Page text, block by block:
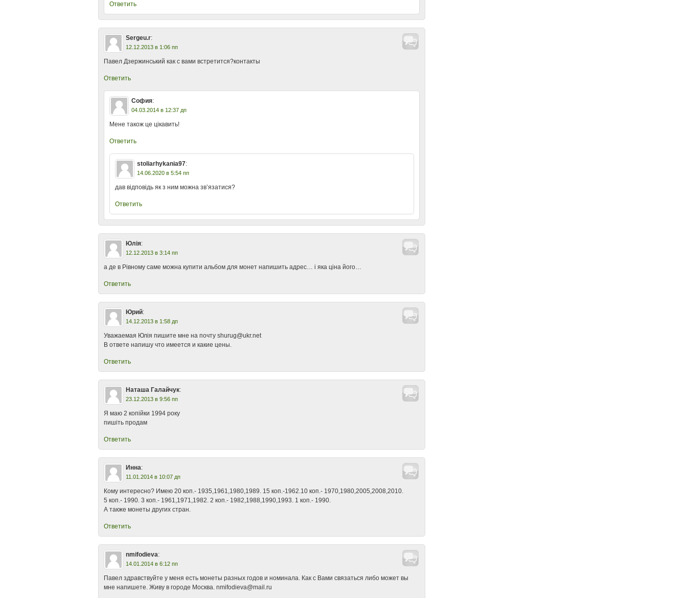
Ответить
Sergeu.r:
12.12.2013 в 1:06 пп
Павел Дзержинський как с вами встретится?контакты
Ответить
София:
04.03.2014 в 12:37 дп
Мене також це цікавить!
Ответить
stoliarhykania97:
14.06.2020 в 5:54 пп
дав відповідь як з ним можна зв’язатися?
Ответить
Юлія:
12.12.2013 в 3:14 пп
а де в Рівному саме можна купити альбом для монет напишить адрес… і яка ціна його…
Ответить
Юрий:
14.12.2013 в 1:58 дп
Уважаемая Юлія пишите мне на почту shurug@ukr.net
В ответе напишу что имеется и какие цены.
Ответить
Наташа Галайчук:
23.12.2013 в 9:56 пп
Я маю 2 копійки 1994 року
пишіть продам
Ответить
Инна:
11.01.2014 в 10:07 дп
Кому интересно? Имею 20 коп.- 1935,1961,1980,1989. 15 коп.-1962.10 коп.- 1970,1980,2005,2008,2010.
5 коп.- 1990. 3 коп.- 1961,1971,1982. 2 коп.- 1982,1988,1990,1993. 1 коп.- 1990.
А также монеты других стран.
Ответить
nmifodieva:
14.01.2014 в 6:12 пп
Павел здравствуйте у меня есть монеты разных годов и номинала. Как с Вами связаться либо может вы
мне напишете. Живу в городе Москва. nmifodieva@mail.ru